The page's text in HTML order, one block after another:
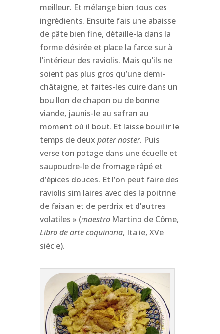
meilleur. Et mélange bien tous ces
ingrédients. Ensuite fais une abaisse
de pâte bien fine, détaille-la dans la
forme désirée et place la farce sur à
l’intérieur des raviolis. Mais qu’ils ne
soient pas plus gros qu’une demi-
châtaigne, et faites-les cuire dans un
bouillon de chapon ou de bonne
viande, jaunis-le au safran au
moment où il bout. Et laisse bouillir le
temps de deux pater noster. Puis
verse ton potage dans une écuelle et
saupoudre-le de fromage râpé et
d’épices douces. Et l’on peut faire des
raviolis similaires avec des la poitrine
de faisan et de perdrix et d’autres
volatiles » (maestroMartino de Côme,
Libro de arte coquinaria, Italie, XVe
siècle).